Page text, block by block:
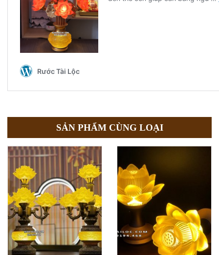
SẢN PHẨM CÙNG LOẠI